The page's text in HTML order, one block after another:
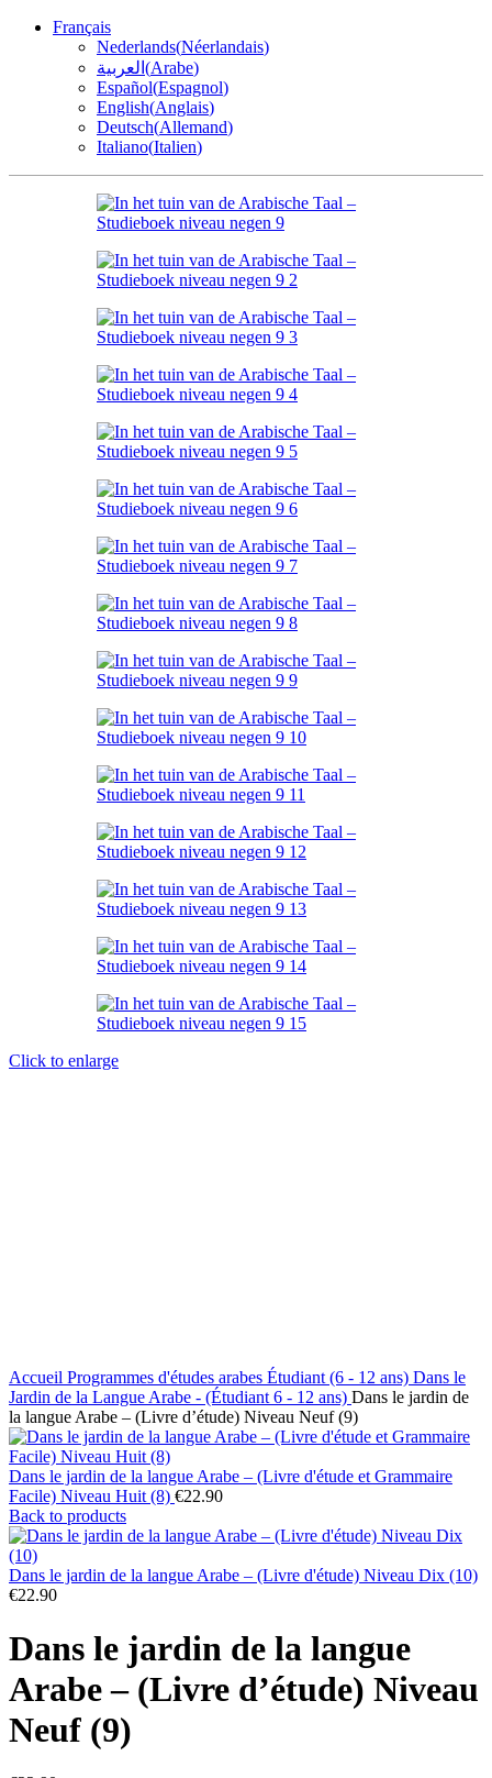
Français
Nederlands(Néerlandais)
العربية (Arabe)
Español(Espagnol)
English(Anglais)
Deutsch(Allemand)
Italiano(Italien)
Click to enlarge
Accueil Programmes d'études arabes Étudiant (6 - 12 ans) Dans le
Jardin de la Langue Arabe - (Étudiant 6 - 12 ans) Dans le jardin de
la langue Arabe – (Livre d’étude) Niveau Neuf (9)
Dans le jardin de la langue Arabe – (Livre d'étude et Grammaire
Facile) Niveau Huit (8) €22.90
Back to products
Dans le jardin de la langue Arabe – (Livre d'étude) Niveau Dix (10)
€22.90
Dans le jardin de la langue
Arabe – (Livre d’étude) Niveau
Neuf (9)